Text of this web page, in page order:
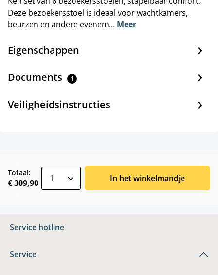
Deze bezoekersstoel is ideaal voor wachtkamers,
beurzen en andere evenem… Meer
Eigenschappen
Documents 1
Veiligheidsinstructies
Totaal:
€ 309,90 In het winkelmandje
Service hotline
Service